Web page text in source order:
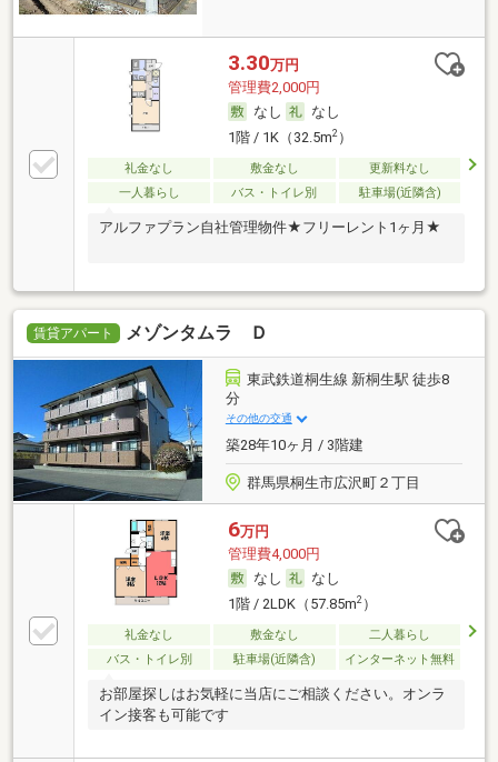
3.30万円
管理費2,000円
なし
なし
1階 / 1K（32.5m2）
礼金なし 敷金なし
更新料なし
一人暮らし
バス・トイレ別 駐車場(近隣含)
アルファプラン自社管理物件★フリーレント1ヶ月★
賃貸アパート メゾンタムラ Ｄ
東武鉄道桐生線 新桐生駅 徒歩8
分
その他の交通
築28年10ヶ月 / 3階建
群馬県桐生市広沢町２丁目
6万円
管理費4,000円
なし
なし
1階 / 2LDK（57.85m2）
礼金なし 敷金なし
二人暮らし
バス・トイレ別
駐車場(近隣含) インターネット無料
お部屋探しはお気軽に当店にご相談ください。オンラ
イン接客も可能です